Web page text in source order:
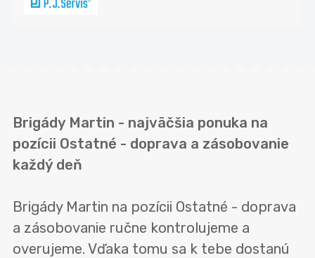
Brigády Martin - najväčšia ponuka na
pozícii Ostatné - doprava a zásobovanie
každý deň
Brigády Martin na pozícii Ostatné - doprava
a zásobovanie ručne kontrolujeme a
overujeme. Vďaka tomu sa k tebe dostanú